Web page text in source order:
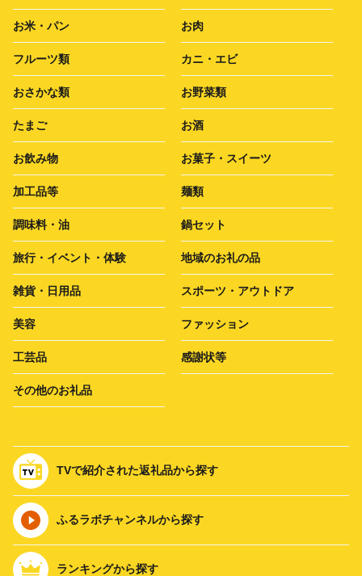
お米・パン お肉
フルーツ類 カニ・エビ
おさかな類 お野菜類
たまご お酒
お飲み物 お菓子・スイーツ
加工品等 麺類
調味料・油 鍋セット
旅行・イベント・体験 地域のお礼の品
雑貨・日用品 スポーツ・アウトドア
美容 ファッション
工芸品 感謝状等
その他のお礼品
TVで紹介された返礼品から探す
ふるラボチャンネルから探す
ランキングから探す